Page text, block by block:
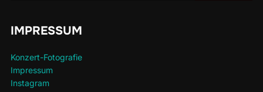
IMPRESSUM
Konzert-Fotografie
Impressum
Instagram